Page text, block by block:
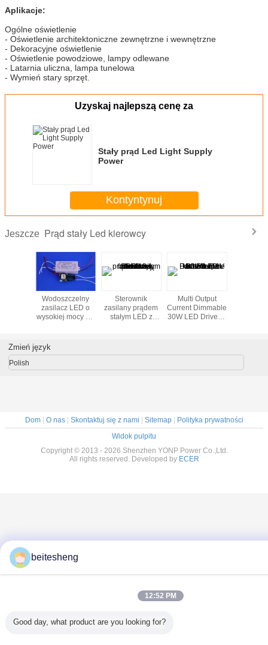
Aplikacje:
Ogólne oświetlenie
- Oświetlenie architektoniczne zewnętrzne i wewnętrzne
- Dekoracyjne oświetlenie
- Oświetlenie powodziowe, lampy odlewane
- Latarnia uliczna, lampa tunelowa
- Wymień stary sprzęt.
Uzyskaj najlepszą cenę za
Stały prąd Led Light Supply
Power
Kontyntynuj
Jeszcze Prąd stały Led kierowcy
Wodoszczelny
zasilacz LED o
wysokiej mocy do
punktowego
Sterownik
zasilany prądem
stałym LED z
Multi Output
Current Dimmable
30W LED Driver 1
Zmień język
Polish
Dom| O nas| Skontaktuj się z nami | Sitemap| Polityka prywatności
Widok pulpitu
Copyright © 2013 - 2026 Shenzhen YONP Power Co.,Ltd.
All rights reserved. Developed by ECER
beitesheng
12:52 PM
Good day, what product are you looking for?